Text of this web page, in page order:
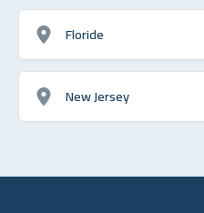
Floride
New Jersey